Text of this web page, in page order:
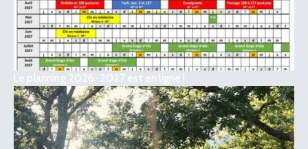
Le planning 2026-2027 est en ligne !